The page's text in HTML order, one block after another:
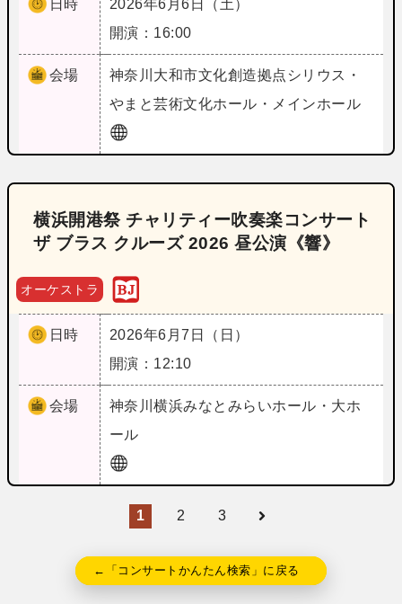
日時
2026年6月6日（土）
開演：16:00
会場 神奈川 大和市文化創造拠点シリウス・
やまと芸術文化ホール・メインホール
横浜開港祭 チャリティー吹奏楽コンサート
ザ ブラス クルーズ 2026 昼公演《響》
オーケストラ
日時
2026年6月7日（日）
開演：12:10
会場 神奈川横浜みなとみらいホール・大ホ
ール
1 2 3
←「コンサートかんたん検索」に戻る